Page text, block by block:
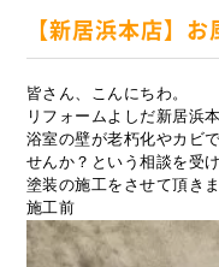
【新居浜本店】
皆さん、こんにちわ。
リフォームよしだ新居浜
浴室の壁が老朽化やカビ
せんか？という相談を受け
塗装の施工をさせて頂き
施工前